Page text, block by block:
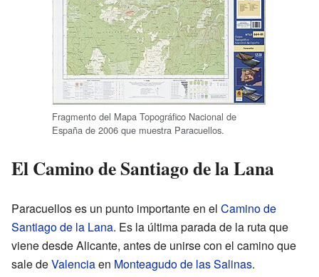
Fragmento del Mapa Topográfico Nacional de
España de 2006 que muestra Paracuellos.
El Camino de Santiago de la Lana
Paracuellos es un punto importante en el Camino de
Santiago de la Lana. Es la última parada de la ruta que
viene desde Alicante, antes de unirse con el camino que
sale deValenciaen Monteagudo de las Salinas.